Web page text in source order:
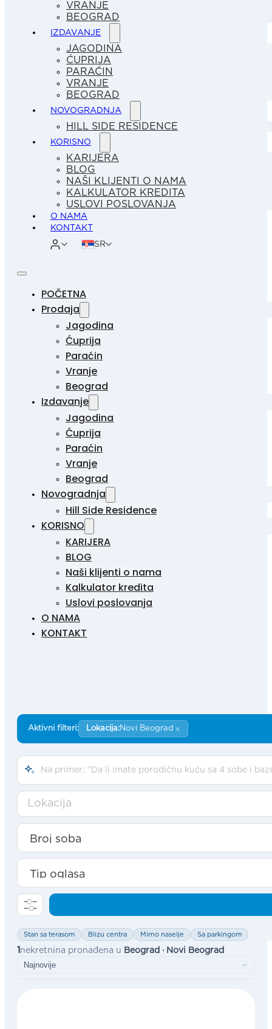
VRANJE
BEOGRAD
IZDAVANJE
JAGODINA
ĆUPRIJA
PARAĆIN
VRANJE
BEOGRAD
NOVOGRADNJA
HILL SIDE RESIDENCE
KORISNO
KARIJERA
BLOG
NAŠI KLIJENTI O NAMA
KALKULATOR KREDITA
USLOVI POSLOVANJA
O NAMA
KONTAKT
SR
POČETNA
Prodaja
Jagodina
Ćuprija
Paraćin
Vranje
Beograd
Izdavanje
Jagodina
Ćuprija
Paraćin
Vranje
Beograd
Novogradnja
Hill Side Residence
KORISNO
KARIJERA
BLOG
Naši klijenti o nama
Kalkulator kredita
Uslovi poslovanja
O NAMA
KONTAKT
Aktivni filteri: Lokacija:Novi Beograd ×
Lokacija
Stan sa terasom Blizu centra Mirno naselje Sa parkingom
1 nekretnina pronađena u Beograd · Novi Beograd